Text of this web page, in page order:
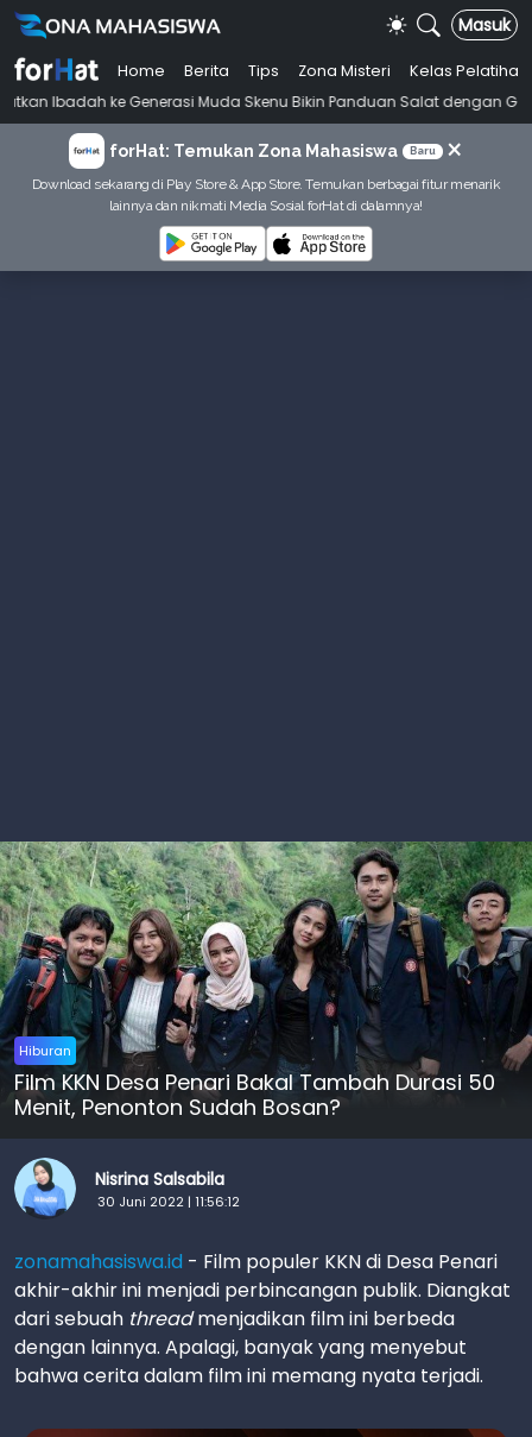
Masuk
Home Berita Tips Zona Misteri
Kelas Pelatihan
ke Generasi Muda Skenu Bikin Panduan Salat dengan Gaya Ala Anak
forHat: Temukan Zona Mahasiswa Baru ×
Download sekarang di Play Store & App Store. Temukan berbagai fitur menarik
lainnya dan nikmati Media Sosial forHat di dalamnya!
Hiburan
Film KKN Desa Penari Bakal Tambah Durasi 50
Menit, Penonton Sudah Bosan?
Nisrina Salsabila
30 Juni 2022 | 11:56:12
zonamahasiswa.id - Film populer KKN di Desa Penari
akhir-akhir ini menjadi perbincangan publik. Diangkat
dari sebuah threadmenjadikan film ini berbeda
dengan lainnya. Apalagi, banyak yang menyebut
bahwa cerita dalam film ini memang nyata terjadi.